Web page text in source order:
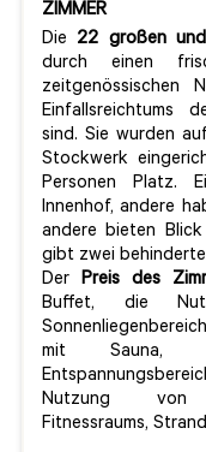
ZIMMER
Die 22 großen
durch einen
zeitgenössischen
Einfallsreichtums
sind. Sie wurden
Stockwerk
Personen Platz.
Innenhof, andere
andere bieten
gibt zwei
Der Preis des
Buffet, die
mit Sauna,
Nutzung von
Fitnessraums,